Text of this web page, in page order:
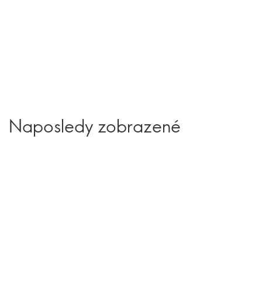
Naposledy zobrazené